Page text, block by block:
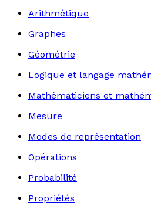
Arithmétique
Graphes
Géométrie
Logique et langage
Mathématiciens et
Mesure
Modes de représentation
Opérations
Probabilité
Propriétés